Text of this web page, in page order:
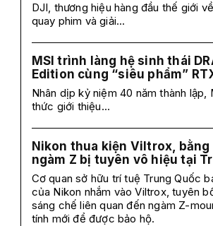
DJI, thương hiệu hàng đầu thế giới
quay phim và giải...
MSI trình làng hệ sinh thái
Edition cùng “siêu phẩm”
Nhân dịp kỷ niệm 40 năm thành lập,
thức giới thiệu...
Nikon thua kiện Viltrox, bằng
ngàm Z bị tuyên vô hiệu tại
Cơ quan sở hữu trí tuệ Trung Quốc
của Nikon nhắm vào Viltrox, tuyên
sáng chế liên quan đến ngàm Z-
tính mới để được bảo hộ.